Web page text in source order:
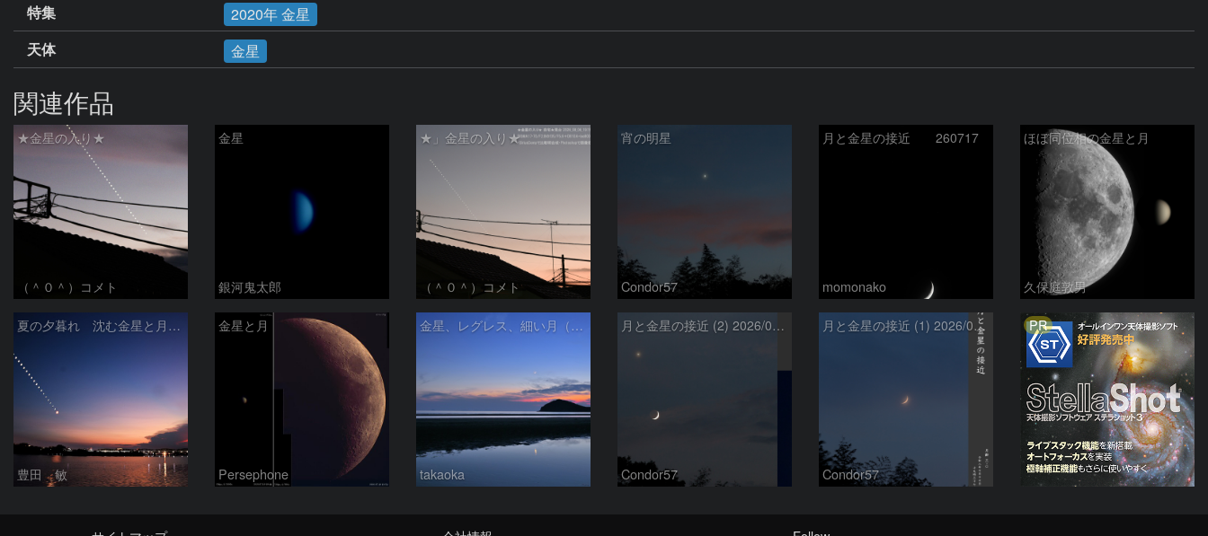
特集
2020年 金星
天体
金星
関連作品
★金星の入り★
（＾０＾）コメト
金星
銀河鬼太郎
★」金星の入り★
（＾０＾）コメト
宵の明星
Condor57
月と金星の接近 260717
momonako
ほぼ同位相の金星と月
久保庭敦男
夏の夕暮れ 沈む金星と月 2026/7/20
豊田 敏
金星と月
Persephone
金星、レグレス、細い月（７月１６日）
takaoka
月と金星の接近 (2) 2026/07/17
Condor57
月と金星の接近 (1) 2026/07/17
Condor57
PR